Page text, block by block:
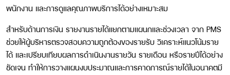
พนักงาน และการดูแลคุณภาพบริการได้อย่างเหมาะสม
สำหรับด้านการเงิน รายงานรายได้แยกตามแผนกและช่วงเวลา จาก PMS
ช่วยให้ผู้บริหารตรวจสอบความถูกต้องของรายรับ วิเคราะห์แนวโน้มราย
ได้ และเปรียบเทียบผลการดำเนินงานรายวัน รายเดือน หรือรายปีได้อย่าง
ชัดเจน ทำให้การวางแผนงบประมาณและการคาดการณ์รายได้ในอนาคตมี